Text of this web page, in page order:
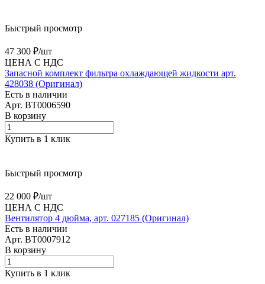
Быстрый просмотр
47 300 ₽/шт
ЦЕНА С НДС
Запасной комплект фильтра охлаждающей жидкости арт.
428038 (Оригинал)
Есть в наличии
Арт. BT0006590
В корзину
Купить в 1 клик
Быстрый просмотр
22 000 ₽/шт
ЦЕНА С НДС
Вентилятор 4 дюйма, арт. 027185 (Оригинал)
Есть в наличии
Арт. BT0007912
В корзину
Купить в 1 клик